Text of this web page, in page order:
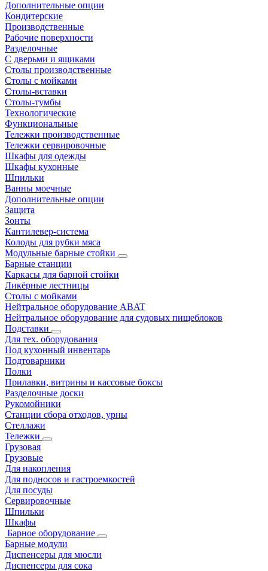
Дополнительные опции
Кондитерские
Производственные
Рабочие поверхности
Разделочные
С дверьми и ящиками
Столы производственные
Столы с мойками
Столы-вставки
Столы-тумбы
Технологические
Функциональные
Тележки производственные
Тележки сервировочные
Шкафы для одежды
Шкафы кухонные
Шпильки
Ванны моечные
Дополнительные опции
Защита
Зонты
Кантилевер-система
Колоды для рубки мяса
Модульные барные стойки
Барные станции
Каркасы для барной стойки
Ликёрные лестницы
Столы с мойками
Нейтральное оборудование ABAT
Нейтральное оборудование для судовых пищеблоков
Подставки
Для тех. оборудования
Под кухонный инвентарь
Подтоварники
Полки
Прилавки, витрины и кассовые боксы
Разделочные доски
Рукомойники
Станции сбора отходов, урны
Стеллажи
Тележки
Грузовая
Грузовые
Для накопления
Для подносов и гастроемкостей
Для посуды
Сервировочные
Шпильки
Шкафы
Барное оборудование
Барные модули
Диспенсеры для мюсли
Диспенсеры для сока